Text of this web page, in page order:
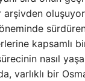
oluşuyor.
kapsamlı
nasıl
varlıklı bir